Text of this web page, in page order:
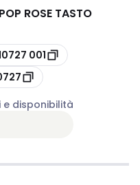
ROSE TASTO
001
e disponibilità